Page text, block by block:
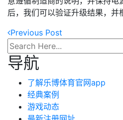
后，我们可以验证升级结果，并
Previous Post
导航
了解乐博体育官网app
经典案例
游戏动态